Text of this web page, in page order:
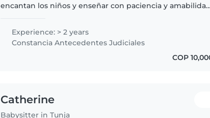
encantan los niños y enseñar con paciencia y amabilidad
Experience: > 2 years
Constancia Antecedentes Judiciales
COP
Catherine
Babysitter in Tunja